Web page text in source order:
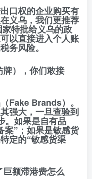
口权的企业购买有
义乌，我们更推荐
特批给义乌的政
以直接进入个人账
务风险。
），你们敢接
Fake Brands）。
强大，一旦查验到
。如果是自有品
案”；如果是敏感货
定的“敏感货渠
额滞港费怎么